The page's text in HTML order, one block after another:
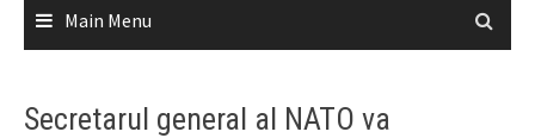
Main Menu
Secretarul general al NATO va